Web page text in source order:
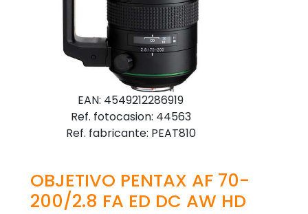
EAN: 4549212286919
Ref. fotocasion: 44563
Ref. fabricante: PEAT810
OBJETIVO PENTAX AF 70-
200/2.8 FA ED DC AW HD